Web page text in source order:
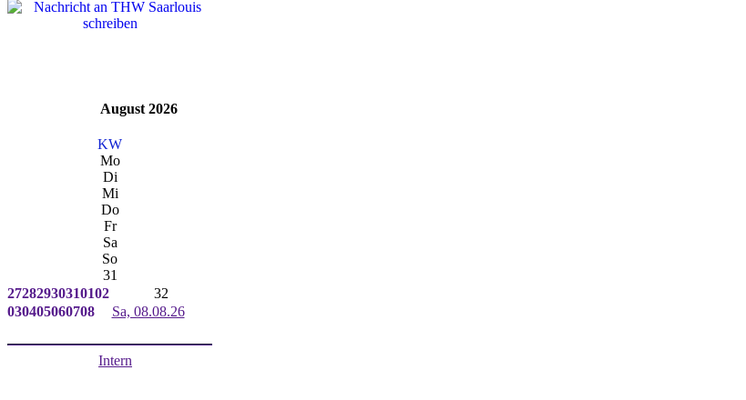
August 2026
KW
Mo
Di
Mi
Do
Fr
Sa
So
31
27282930310102
32
030405060708 Sa, 08.08.26
Intern